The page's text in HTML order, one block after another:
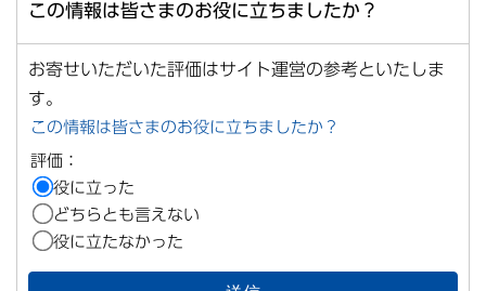
この情報は皆さまのお役に立ちましたか？
お寄せいただいた評価はサイト運営の参考といたしま
す。
この情報は皆さまのお役に立ちましたか？
評価：
役に立った
どちらとも言えない
役に立たなかった